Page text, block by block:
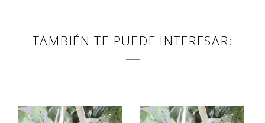
TAMBIÉN TE PUEDE INTERESAR: